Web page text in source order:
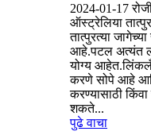
2024-01-17
ऑस्ट्रेलिया
तात्पुरत्या
आहे.पटल अत्यंत
योग्य
करणे सोपे आहे
करण्यासाठी
शकते...
पुढे वाचा